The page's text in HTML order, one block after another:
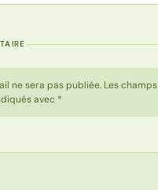
ne sera pas publiée. Les champs
avec *